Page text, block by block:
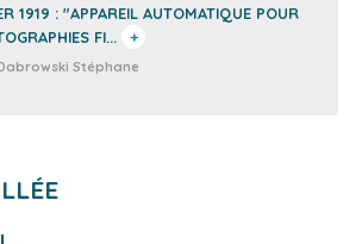
1919 : "APPAREIL AUTOMATIQUE POUR
FI...
+
Stéphane